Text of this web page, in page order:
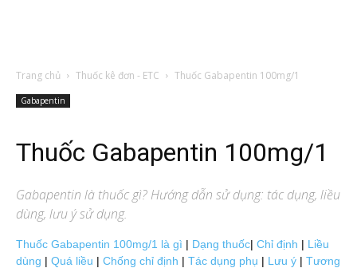
Trang chủ Thuốc kê đơn - ETC Thuốc Gabapentin 100mg/1
Gabapentin
Thuốc Gabapentin 100mg/1
Gabapentin là thuốc gì? Hướng dẫn sử dụng: tác dụng, liều
dùng, lưu ý sử dụng.
Thuốc Gabapentin 100mg/1 là gì | Dạng thuốc| Chỉ định | Liều
dùng | Quá liều | Chống chỉ định | Tác dụng phụ | Lưu ý | Tương